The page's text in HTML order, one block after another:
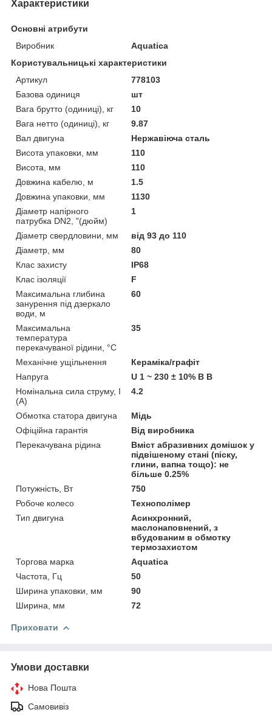
Характеристики
Основні атрибути
Виробник
Aquatica
Користувальницькі характеристики
Артикул
778103
Базова одиниця
шт
Вага брутто (одиниці), кг
10
Вага нетто (одиниці), кг
9.87
Вал двигуна
Нержавіюча сталь
Висота упаковки, мм
110
Висота, мм
110
Довжина кабелю, м
1.5
Довжина упаковки, мм
1130
Діаметр напірного
патрубка DN2, "(дюйм)
1
Діаметр свердловини, мм
від 93 до 110
Діаметр, мм
80
Клас захисту
IP68
Клас ізоляції
F
Максимальна глибина
занурення під дзеркало
води, м
60
Максимальна
температура
перекачуваної рідини, °C
35
Механічне ущільнення
Кераміка/графіт
Напруга
U 1 ~ 230 ± 10% В В
Номінальна сила струму, I
(А)
4.2
Обмотка статора двигуна
Мідь
Офіційна гарантія
Від виробника
Перекачувана рідина
Вміст абразивних домішок у
підвішеному стані (піску,
глини, вапна тощо): не
більше 0.25%
Потужність, Вт
750
Робоче колесо
Технополімер
Тип двигуна
Асинхронний,
маслонаповнений, з
вбудованим в обмотку
термозахистом
Торгова марка
Aquatica
Частота, Гц
50
Ширина упаковки, мм
90
Ширина, мм
72
Приховати
Умови доставки
Нова Пошта
Самовивіз